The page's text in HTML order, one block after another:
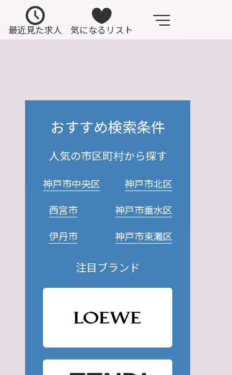
最近見た求人 気になるリスト
おすすめ検索条件
人気の市区町村から探す
神戸市中央区
神戸市北区
西宮市
神戸市垂水区
伊丹市
神戸市東灘区
注目ブランド